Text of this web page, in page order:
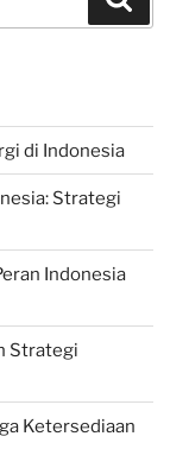
di Indonesia
Strategi
Indonesia
Strategi
Ketersediaan